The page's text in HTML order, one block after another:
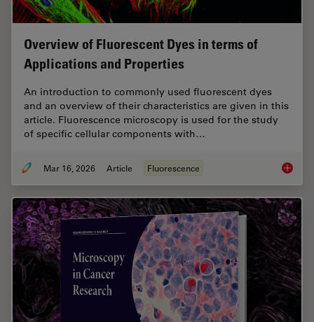
Overview of Fluorescent Dyes in terms of
Applications and Properties
An introduction to commonly used fluorescent dyes
and an overview of their characteristics are given in this
article. Fluorescence microscopy is used for the study
of specific cellular components with…
Mar 16, 2026 Article Fluorescence